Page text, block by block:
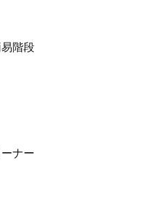
階段
ナー